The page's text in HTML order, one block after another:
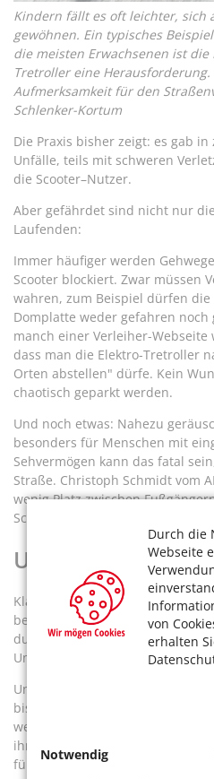
Durch die
Webseite
von
erhalten
Notwendig
Kindern fällt es oft leichter, sich
gewöhnen. Ein typisches
die meisten Erwachsenen ist
Tretroller eine
Aufmerksamkeit für den
Schlenker-Kortum
Die Praxis bisher zeigt: es gab
Unfälle, teils mit schweren
die Scooter–Nutzer.
Aber gefährdet sind nicht nur
Laufenden:
Immer häufiger werden
Scooter blockiert. Zwar müssen
wahren, zum Beispiel dürfen
Domplatte weder gefahren
manch einer Verleiher-
dass man die Elektro-Tretroller
Orten abstellen" dürfe. Kein
chaotisch geparkt werden.
Und noch etwas: Nahezu
besonders für Menschen mit
Sehvermögen kann das fatal
Straße. Christoph Schmidt vom
wenig Platz zwischen
Scootern."
Klar, er produziert keine Abgase.
bekannt, dass für die
durch die Förderung von
Umweltschäden entstehen, nur
Und das Paradoxum: Durch die
bis 30 Kilometer müssen die
werden- eigens benannte
ihren Autos auf der Jagd nach
für ein paar Euro bei sich zu